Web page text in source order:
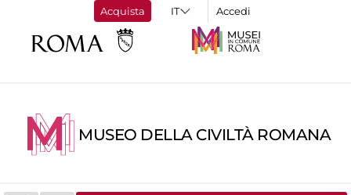
Acquista Accedi
MUSEO DELLA CIVILTÀ ROMANA